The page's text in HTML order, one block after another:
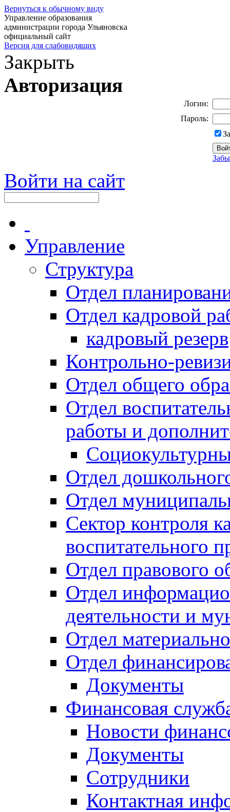
Вернуться к обычному виду
Управление образования
администрации города Ульяновска
официальный сайт
Версия для слабовидящих
Закрыть
Авторизация
Логин:
Пароль:
Войти на сайт
Управление
Структура
Отдел
Отдел кадровой
кадровый резерв
Контрольно-
Отдел общего
Отдел
работы и
Отдел
Отдел
Сектор контроля
воспитательного
Отдел правового
Отдел
деятельности и
Отдел
Отдел
Документы
Финансовая
Новости
Документы
Сотрудники
Контактная